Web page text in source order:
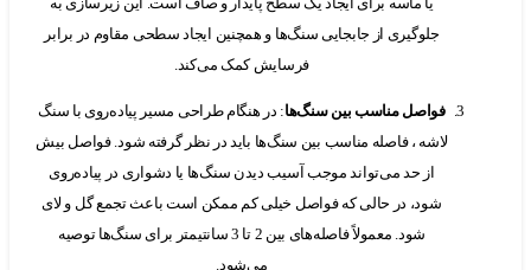
جلوگیری از جابجایی سنگ‌ها و همچنین ایجاد سطحی مقاوم در برابر
فرسایش کمک می‌کند.
فواصل مناسب بین سنگ‌ها: در هنگام طراحی مسیر پیاده‌روی با سنگ
لاشه ، فاصله مناسب بین سنگ‌ها باید در نظر گرفته شود. فواصل بیش
از حد می‌تواند موجب آسیب دیدن سنگ‌ها یا دشواری در پیاده‌روی
شود، در حالی که فواصل خیلی کم ممکن است باعث تجمع گل و لای
شود. معمولاً فاصله‌های بین 2 تا 3 سانتیمتر برای سنگ‌ها توصیه